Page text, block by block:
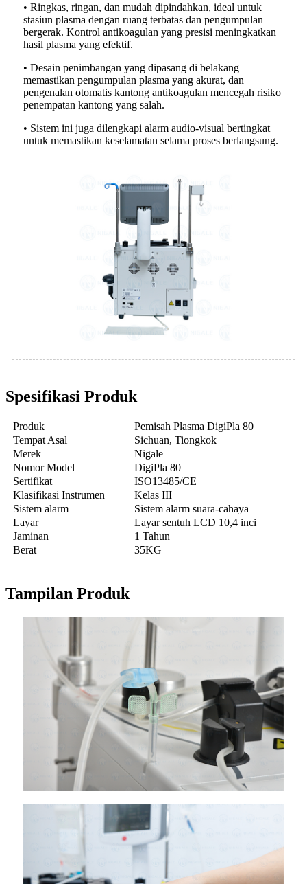
• Ringkas, ringan, dan mudah dipindahkan, ideal untuk
stasiun plasma dengan ruang terbatas dan pengumpulan
bergerak. Kontrol antikoagulan yang presisi meningkatkan
hasil plasma yang efektif.
• Desain penimbangan yang dipasang di belakang
memastikan pengumpulan plasma yang akurat, dan
pengenalan otomatis kantong antikoagulan mencegah risiko
penempatan kantong yang salah.
• Sistem ini juga dilengkapi alarm audio-visual bertingkat
untuk memastikan keselamatan selama proses berlangsung.
Spesifikasi Produk
Produk
Pemisah Plasma DigiPla 80
Tempat Asal
Sichuan, Tiongkok
Merek
Nigale
Nomor Model
DigiPla 80
Sertifikat
ISO13485/CE
Klasifikasi Instrumen
Kelas III
Sistem alarm
Sistem alarm suara-cahaya
Layar
Layar sentuh LCD 10,4 inci
Jaminan
1 Tahun
Berat
35KG
Tampilan Produk